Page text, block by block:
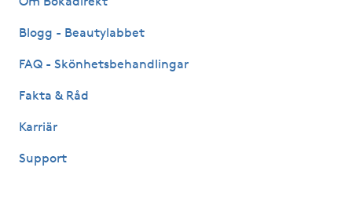
Gravidyoga
Gua Sha-massage
H
Hatha Yoga
Blogg - Beautylabbet
FAQ - Skönhetsbehandlingar
Fakta & Råd
Karriär
Support